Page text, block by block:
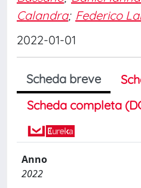
Calandra; Federico
2022-01-01
Scheda breve
Scheda completa
Anno
2022